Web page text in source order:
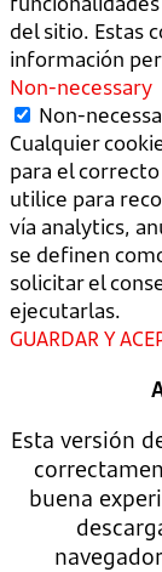
del sitio. Estas
información
Non-necessary
Non-
Cualquier
para el
utilice para
vía analytics,
se definen
solicitar el
ejecutarlas.
GUARDAR Y
Esta versión
buena